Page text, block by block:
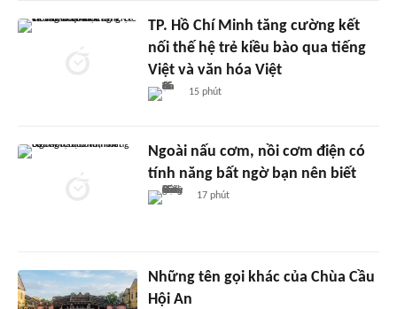
TP. Hồ Chí Minh tăng cường kết
nối thế hệ trẻ kiều bào qua tiếng
Việt và văn hóa Việt
15 phút
Ngoài nấu cơm, nồi cơm điện có
tính năng bất ngờ bạn nên biết
17 phút
Những tên gọi khác của Chùa Cầu
Hội An